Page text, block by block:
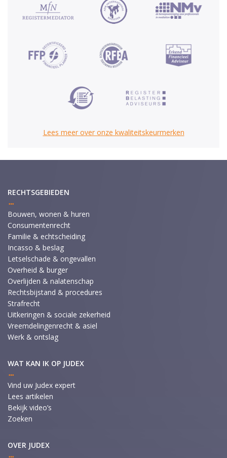
Lees meer over onze kwaliteitskeurmerken
RECHTSGEBIEDEN
Bouwen, wonen & huren
Consumentenrecht
Familie & echtscheiding
Incasso & beslag
Letselschade & ongevallen
Overheid & burger
Overlijden & nalatenschap
Rechtsbijstand & procedures
Strafrecht
Uitkeringen & sociale zekerheid
Vreemdelingenrecht & asiel
Werk & ontslag
WAT KAN IK OP JUDEX
Vind uw Judex expert
Lees artikelen
Bekijk video’s
Zoeken
OVER JUDEX